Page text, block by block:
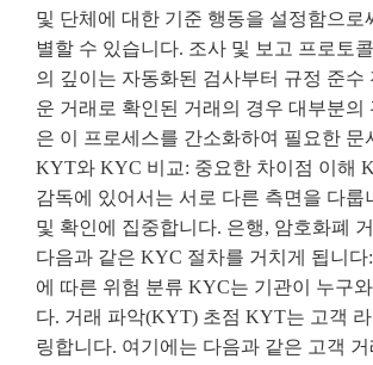
및 단체에 대한 기준 행동을 설정함으
별할 수 있습니다. 조사 및 보고 프로토
의 깊이는 자동화된 검사부터 규정 준
운 거래로 확인된 거래의 경우 대부분
은 이 프로세스를 간소화하여 필요한
KYT와 KYC 비교: 중요한 차이점 이해
감독에 있어서는 서로 다른 측면을 다
및 확인에 집중합니다. 은행, 암호화폐
다음과 같은 KYC 절차를 거치게 됩니
에 따른 위험 분류 KYC는 기관이 누구
다. 거래 파악(KYT) 초점 KYT는 고객
링합니다. 여기에는 다음과 같은 고객